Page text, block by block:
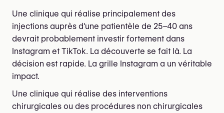
Une clinique qui réalise principalement des
injections auprès d'une patientèle de 25–40 ans
devrait probablement investir fortement dans
Instagram et TikTok. La découverte se fait là. La
décision est rapide. La grille Instagram a un véritable
impact.
Une clinique qui réalise des interventions
chirurgicales ou des procédures non chirurgicales